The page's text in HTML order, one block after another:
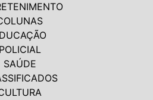
POLICIAL
SAÚDE